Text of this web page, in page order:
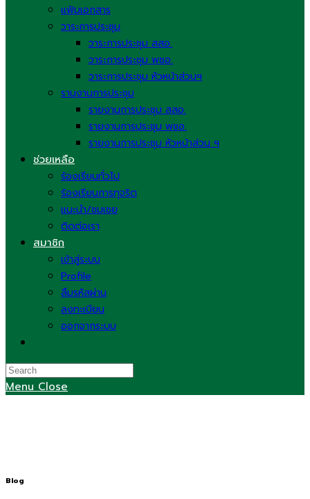
แฟ้มเอกสาร
วาระการประชุม
วาระการประชุม สสอ.
วาระการประชุม พชอ.
วาระการประชุม หัวหน้าส่วนฯ
รานงานการประชุม
รายงานการประชุม สสอ.
รายงานการประชุม พชอ.
รายงานการประชุม หัวหน้าส่วน ฯ
ช่วยเหลือ
ร้องเรียนทั่วไป
ร้องเรียนการทุจริต
แนะนำ/ชมเชย
ติดต่อเรา
สมาชิก
เข้าสู่ระบบ
Profile
ลืมรหัสผ่าน
ลงทะเบียน
ออกจากระบบ
search
Menu Close
Blog